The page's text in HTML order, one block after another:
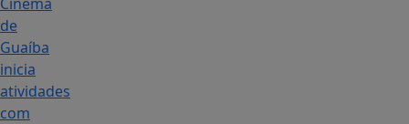
de
Guaíba
inicia
atividades
com